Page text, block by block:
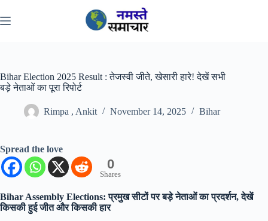
to
content
Bihar Election 2025 Result : तेजस्वी जीते, खेसारी हारे! देखें सभी
बड़े नेताओं का पूरा रिपोर्ट
Rimpa , Ankit November 14, 2025 Bihar
Spread the love
0
Shares
Bihar Assembly Elections: प्रमुख सीटों पर बड़े नेताओं का प्रदर्शन, देखें
किसकी हुई जीत और किसकी हार